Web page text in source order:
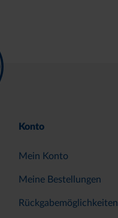
Konto
Mein Konto
Meine Bestellungen
Rückgabemöglichkeiten